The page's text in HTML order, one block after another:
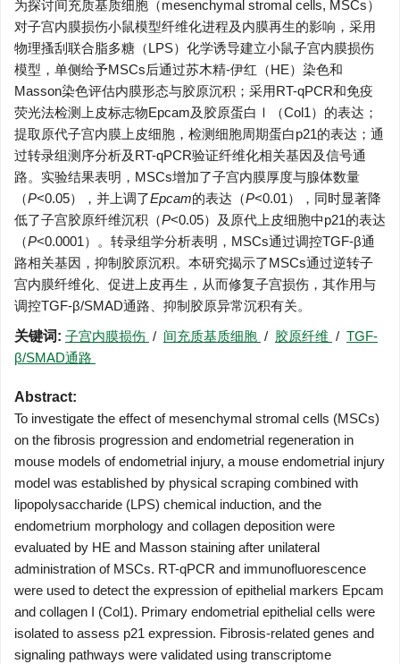
为探讨间充质基质细胞（mesenchymal stromal cells, MSCs）
对子宫内膜损伤小鼠模型纤维化进程及内膜再生的影响，采用
物理搔刮联合脂多糖（LPS）化学诱导建立小鼠子宫内膜损伤
模型，单侧给予MSCs后通过苏木精-伊红（HE）染色和
Masson染色评估内膜形态与胶原沉积；采用RT-qPCR和免疫
荧光法检测上皮标志物Epcam及胶原蛋白Ⅰ（Col1）的表达；
提取原代子宫内膜上皮细胞，检测细胞周期蛋白p21的表达；通
过转录组测序分析及RT-qPCR验证纤维化相关基因及信号通
路。实验结果表明，MSCs增加了子宫内膜厚度与腺体数量
（P<0.05），并上调了Epcam的表达（P<0.01），同时显著降
低了子宫胶原纤维沉积（P<0.05）及原代上皮细胞中p21的表达
（P<0.0001）。转录组学分析表明，MSCs通过调控TGF-β通
路相关基因，抑制胶原沉积。本研究揭示了MSCs通过逆转子
宫内膜纤维化、促进上皮再生，从而修复子宫损伤，其作用与
调控TGF-β/SMAD通路、抑制胶原异常沉积有关。
关键词: 子宫内膜损伤 / 间充质基质细胞 / 胶原纤维 / TGF-
β/SMAD通路
Abstract:
To investigate the effect of mesenchymal stromal cells (MSCs)
on the fibrosis progression and endometrial regeneration in
mouse models of endometrial injury, a mouse endometrial injury
model was established by physical scraping combined with
lipopolysaccharide (LPS) chemical induction, and the
endometrium morphology and collagen deposition were
evaluated by HE and Masson staining after unilateral
administration of MSCs. RT-qPCR and immunofluorescence
were used to detect the expression of epithelial markers Epcam
and collagen I (Col1). Primary endometrial epithelial cells were
isolated to assess p21 expression. Fibrosis-related genes and
signaling pathways were validated using transcriptome